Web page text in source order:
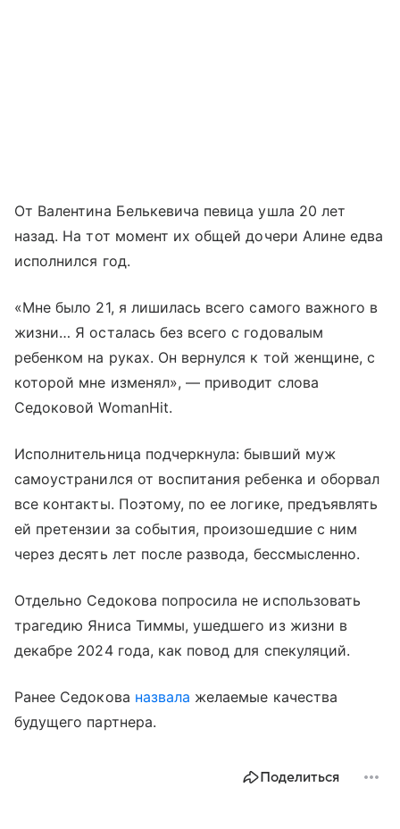
От Валентина Белькевича певица ушла 20 лет
назад. На тот момент их общей дочери Алине едва
исполнился год.
«Мне было 21, я лишилась всего самого важного в
жизни… Я осталась без всего с годовалым
ребенком на руках. Он вернулся к той женщине, с
которой мне изменял», — приводит слова
Седоковой WomanHit.
Исполнительница подчеркнула: бывший муж
самоустранился от воспитания ребенка и оборвал
все контакты. Поэтому, по ее логике, предъявлять
ей претензии за события, произошедшие с ним
через десять лет после развода, бессмысленно.
Отдельно Седокова попросила не использовать
трагедию Яниса Тиммы, ушедшего из жизни в
декабре 2024 года, как повод для спекуляций.
Ранее Седокова назвала желаемые качества
будущего партнера.
Поделиться